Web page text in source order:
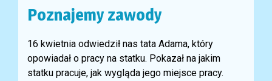
Poznajemy zawody
16 kwietnia odwiedził nas tata Adama, który
opowiadał o pracy na statku. Pokazał na jakim
statku pracuje, jak wygląda jego miejsce pracy.